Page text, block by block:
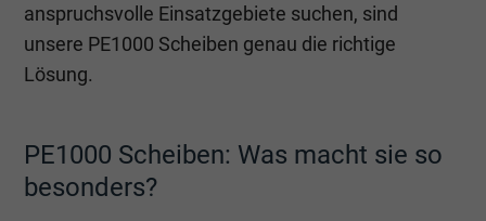
anspruchsvolle Einsatzgebiete suchen, sind
unsere PE1000 Scheiben genau die richtige
Lösung.
PE1000 Scheiben: Was macht sie so
besonders?